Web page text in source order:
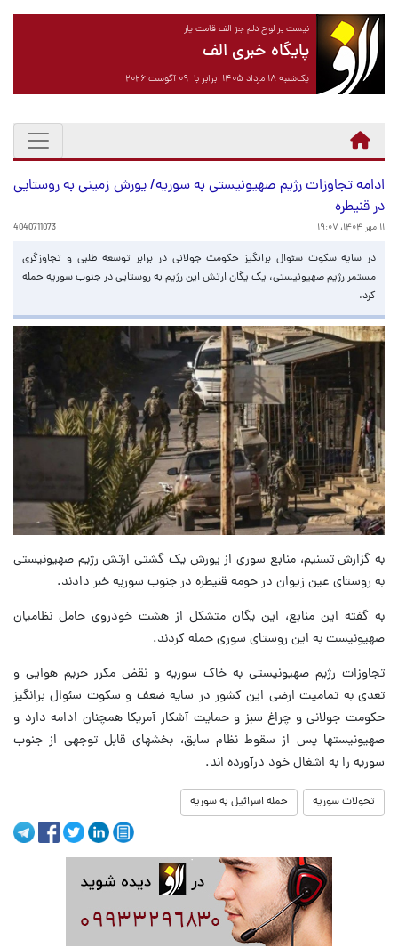
نیست بر لوح دلم جز الف قامت یار
پایگاه خبری الف
یک‌شنبه ۱۸ مرداد ۱۴۰۵ برابر با ۰۹ آگوست ۲۰۲۶
ادامه تجاوزات رژیم صهیونیستی به سوریه/ یورش زمینی به روستایی
در قنیطره
۱۱ مهر ۱۴۰۴، ۱۹:۰۷ 4040711073
در سایه سکوت سئوال برانگیز حکومت جولانی در برابر توسعه طلبی و تجاوزگری
مستمر رژیم صهیونیستی، یک یگان ارتش این رژیم به روستایی در جنوب سوریه حمله
کرد.
به گزارش تسنیم، منابع سوری از یورش یک گشتی ارتش رژیم صهیونیستی
به روستای عین زیوان در حومه قنیطره در جنوب سوریه خبر دادند.
به گفته این منابع، این یگان متشکل از هشت خودروی حامل نظامیان
صهیونیست به این روستای سوری حمله کردند.
تجاوزات رژیم صهیونیستی به خاک سوریه و نقض مکرر حریم هوایی و
تعدی به تمامیت ارضی این کشور در سایه ضعف و سکوت سئوال برانگیز
حکومت جولانی و چراغ سبز و حمایت آشکار آمریکا همچنان ادامه دارد و
صهیونیستها پس از سقوط نظام سابق، بخشهای قابل توجهی از جنوب
سوریه را به اشغال خود درآورده اند.
تحولات سوریه حمله اسرائیل به سوریه